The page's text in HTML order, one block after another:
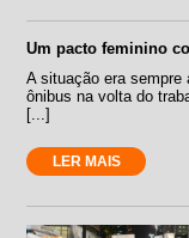
Um pacto feminino
A situação era sempre
ônibus na volta do
[...]
LER MAIS